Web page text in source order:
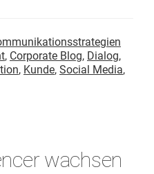
, Corporate Blog, Dialog,
, Kunde, Social Media,
wachsen